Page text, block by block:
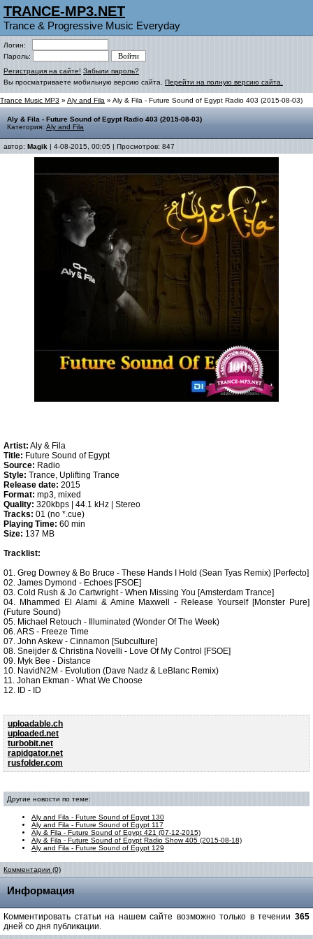
TRANCE-MP3.NET
Trance & Progressive Music Everyday
Логин:
Пароль:
Регистрация на сайте! Забыли пароль?
Вы просматриваете мобильную версию сайта. Перейти на полную версию сайта.
Trance Music MP3 » Aly and Fila » Aly & Fila - Future Sound of Egypt Radio 403 (2015-08-03)
Aly & Fila - Future Sound of Egypt Radio 403 (2015-08-03)
Категория: Aly and Fila
автор: Magik | 4-08-2015, 00:05 | Просмотров: 847
Artist: Aly & Fila
Title: Future Sound of Egypt
Source: Radio
Style: Trance, Uplifting Trance
Release date: 2015
Format: mp3, mixed
Quality: 320kbps | 44.1 kHz | Stereo
Tracks: 01 (no *.cue)
Playing Time: 60 min
Size: 137 MB
Tracklist:
01. Greg Downey & Bo Bruce - These Hands I Hold (Sean Tyas Remix) [Perfecto]
02. James Dymond - Echoes [FSOE]
03. Cold Rush & Jo Cartwright - When Missing You [Amsterdam Trance]
04. Mhammed El Alami & Amine Maxwell - Release Yourself [Monster Pure]
(Future Sound)
05. Michael Retouch - Illuminated (Wonder Of The Week)
06. ARS - Freeze Time
07. John Askew - Cinnamon [Subculture]
08. Sneijder & Christina Novelli - Love Of My Control [FSOE]
09. Myk Bee - Distance
10. NavidN2M - Evolution (Dave Nadz & LeBlanc Remix)
11. Johan Ekman - What We Choose
12. ID - ID
uploadable.ch
uploaded.net
turbobit.net
rapidgator.net
rusfolder.com
Другие новости по теме:
Aly and Fila - Future Sound of Egypt 130
Aly and Fila - Future Sound of Egypt 117
Aly & Fila - Future Sound of Egypt 421 (07-12-2015)
Aly & Fila - Future Sound of Egypt Radio Show 405 (2015-08-18)
Aly and Fila - Future Sound of Egypt 129
Комментарии (0)
Информация
Комментировать статьи на нашем сайте возможно только в течении 365
дней со дня публикации.